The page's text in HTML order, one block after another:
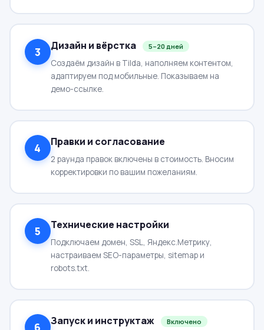
3 Дизайн и вёрстка 5–20 дней
Создаём дизайн в Tilda, наполняем контентом,
адаптируем под мобильные. Показываем на
демо-ссылке.
4 Правки и согласование
2 раунда правок включены в стоимость. Вносим
корректировки по вашим пожеланиям.
5 Технические настройки
Подключаем домен, SSL, Яндекс.Метрику,
настраиваем SEO-параметры, sitemap и
robots.txt.
6 Запуск и инструктаж Включено